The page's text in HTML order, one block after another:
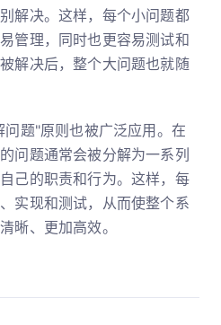
解决。这样，每个小问题都
管理，同时也更容易测试和
解决后，整个大问题也就随
题"原则也被广泛应用。在
问题通常会被分解为一系列
己的职责和行为。这样，每
实现和测试，从而使整个系
晰、更加高效。